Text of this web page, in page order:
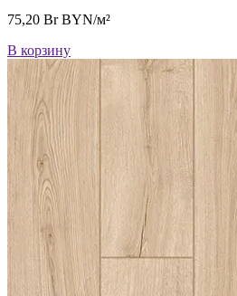
75,20 BrBYN/м²
В корзину